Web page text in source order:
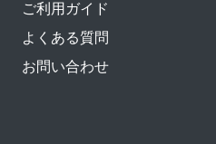
ご利用ガイド
よくある質問
お問い合わせ